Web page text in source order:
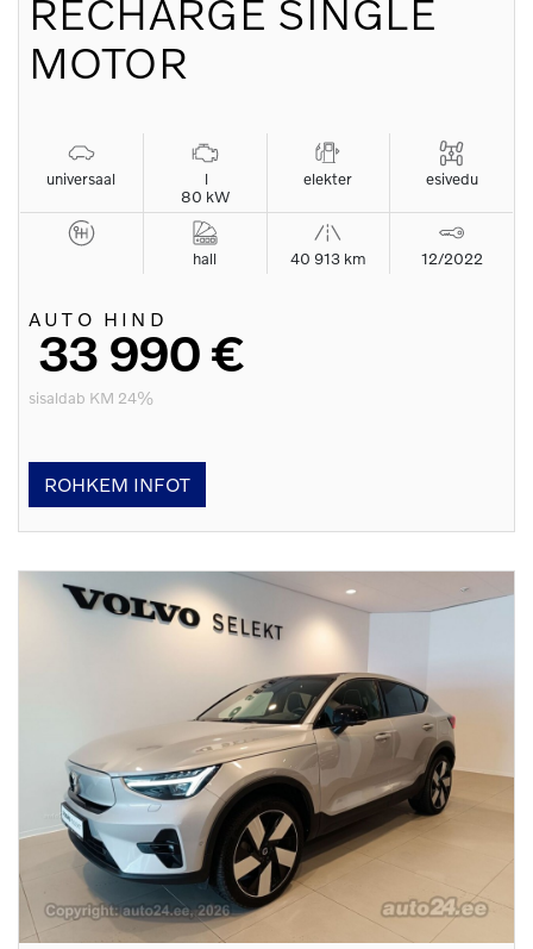
RECHARGE SINGLE
MOTOR
universaal
l
80 kW
elekter esivedu
hall 40 913 km 12/2022
AUTO HIND
33 990 €
sisaldab KM 24%
ROHKEM INFOT